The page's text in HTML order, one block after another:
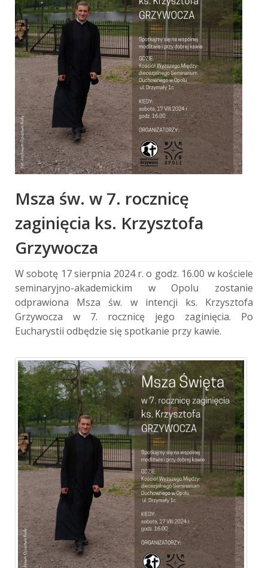
Msza św. w 7. rocznicę
zaginięcia ks. Krzysztofa
Grzywocza
W sobotę 17 sierpnia 2024 r. o godz. 16.00 w kościele
seminaryjno-akademickim w Opolu zostanie
odprawiona Msza św. w intencji ks. Krzysztofa
Grzywocza w 7. rocznicę jego zaginięcia. Po
Eucharystii odbędzie się spotkanie przy kawie.